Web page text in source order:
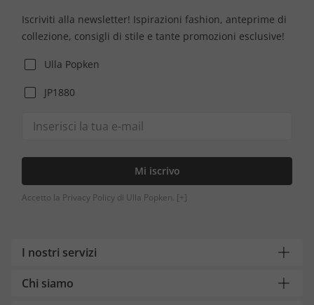
Iscriviti alla newsletter! Ispirazioni fashion, anteprime di
collezione, consigli di stile e tante promozioni esclusive!
Ulla Popken
JP1880
Mi iscrivo
Accetto la Privacy Policy di Ulla Popken. [+]
I nostri servizi
Chi siamo